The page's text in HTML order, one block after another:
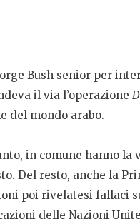
Bush senior per
il via l’operazione
del mondo arabo.
in comune hanno la
Del resto, anche la
poi rivelatesi fallaci
delle Nazioni